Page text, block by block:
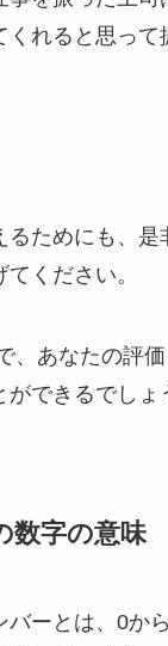
くれると思って
るためにも、是
ください。
、あなたの評
ができるでしょ
数字の意味
バーとは、0か